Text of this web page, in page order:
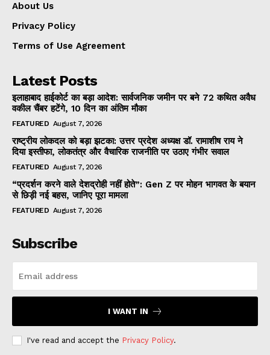
About Us
Privacy Policy
Terms of Use Agreement
Latest Posts
इलाहाबाद हाईकोर्ट का बड़ा आदेश: सार्वजनिक जमीन पर बने 72 कथित अवैध
वकील चैंबर हटेंगे, 10 दिन का अंतिम मौका
FEATURED August 7, 2026
राष्ट्रीय लोकदल को बड़ा झटका: उत्तर प्रदेश अध्यक्ष डॉ. रामाशीष राय ने
दिया इस्तीफा, लोकतंत्र और वैचारिक राजनीति पर उठाए गंभीर सवाल
FEATURED August 7, 2026
“प्रदर्शन करने वाले देशद्रोही नहीं होते”: Gen Z पर मोहन भागवत के बयान
से छिड़ी नई बहस, जानिए पूरा मामला
FEATURED August 7, 2026
Subscribe
I WANT IN
I've read and accept the Privacy Policy.